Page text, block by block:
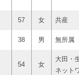
57 女 共産
38 男 無所属
54 女
大田・
ネット